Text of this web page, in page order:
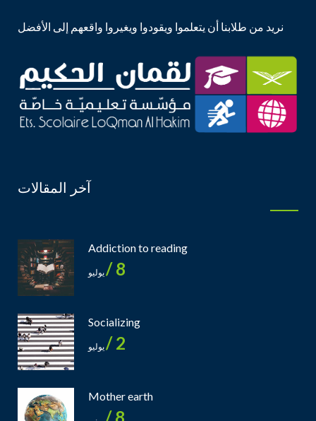
نريد من طلابنا أن يتعلموا ويقودوا ويغيروا واقعهم إلى الأفضل
آخر المقالات
Addiction to reading
8 / يوليو
Socializing
2 / يوليو
Mother earth